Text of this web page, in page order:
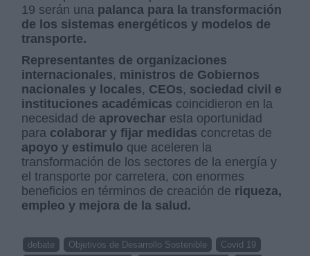
19 serán una palanca para la transformación
de los sistemas energéticos y modelos de
transporte.
Representantes de organizaciones
internacionales, ministros de Gobiernos
nacionales y locales, CEOs, sociedad civil e
instituciones académicas coincidieron en la
necesidad de aprovechar esta oportunidad
para colaborar y fijar medidas concretas de
apoyo y estimulo que aceleren la
transformación de los sectores de la energía y
el transporte por carretera, con enormes
beneficios en términos de creación de riqueza,
empleo y mejora de la salud.
debate Objetivos de Desarrollo Sostenible
Covid 19